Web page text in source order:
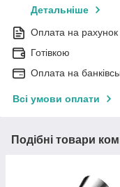
Детальніше
Оплата на рахунок
Готівкою
Оплата на
Всі умови оплати
Подібні товари